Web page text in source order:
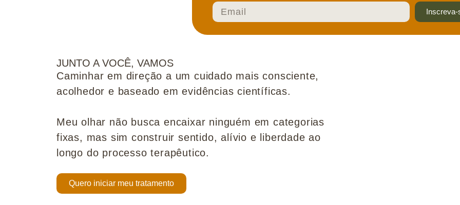
Inscreva-
JUNTO A VOCÊ, VAMOS
Caminhar em direção a um cuidado mais consciente,
acolhedor e baseado em evidências científicas.
Meu olhar não busca encaixar ninguém em categorias
fixas, mas sim construir sentido, alívio e liberdade ao
longo do processo terapêutico.
Quero iniciar meu tratamento